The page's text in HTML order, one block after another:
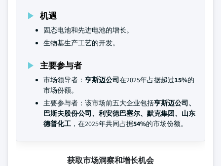
机遇
固态电池和先进电池的增长。
生物基生产工艺的开发。
主要参与者
市场领导者： 亨斯迈公司在2025年占据超过15%的
市场份额。
主要参与者：该市场前五大企业包括亨斯迈公司、
巴斯夫股份公司、利安德巴塞尔、默克集团、山东
德普化工 ，在2025年共同占据54%的市场份额。
获取市场洞察和增长机会